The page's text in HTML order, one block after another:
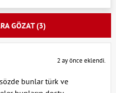
GÖZAT (3)
2 ay önce eklendi.
bunlar türk ve